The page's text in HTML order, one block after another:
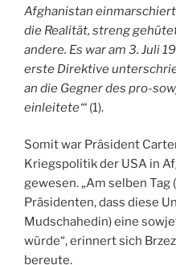
Afghanistan einmarschiert
die Realität, streng
andere. Es war am 3. Juli
erste Direktive
an die Gegner des pro-
einleitete‘“ (1).
Somit war Präsident
Kriegspolitik der USA in
gewesen. „Am selben Tag
Präsidenten, dass diese
Mudschahedin) eine
würde“, erinnert sich
bereute.